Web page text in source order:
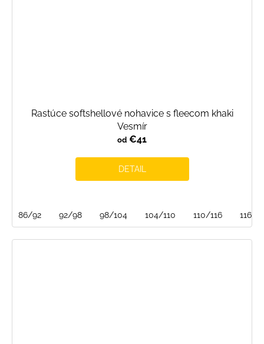
Rastúce softshellové nohavice s fleecom khaki
Vesmír
od €41
DETAIL
86/92 92/98 98/104 104/110 110/116 116/